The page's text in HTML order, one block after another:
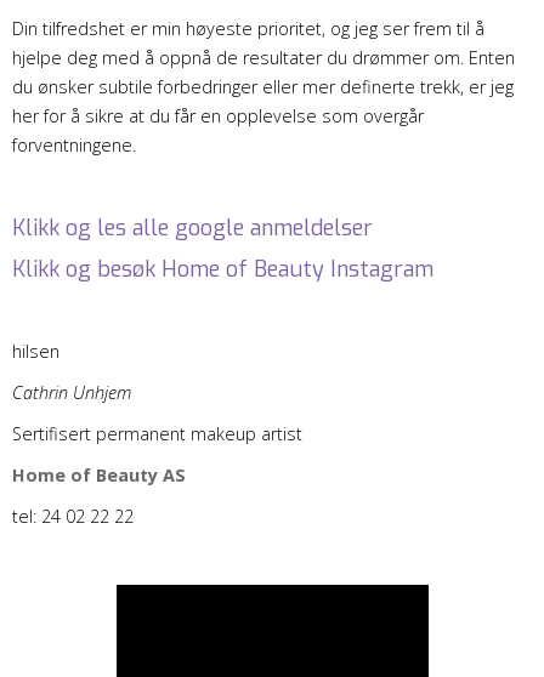
Din tilfredshet er min høyeste prioritet, og jeg ser frem til å
hjelpe deg med å oppnå de resultater du drømmer om. Enten
du ønsker subtile forbedringer eller mer definerte trekk, er jeg
her for å sikre at du får en opplevelse som overgår
forventningene.
Klikk og les alle google anmeldelser
Klikk og besøk Home of Beauty Instagram
hilsen
Cathrin Unhjem
Sertifisert permanent makeup artist
Home of Beauty AS
tel: 24 02 22 22